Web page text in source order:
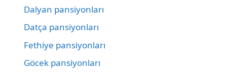
Dalyan pansiyonları
Datça pansiyonları
Fethiye pansiyonları
Göcek pansiyonları